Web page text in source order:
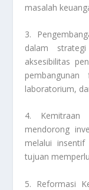
masalah
3.
dalam
aksesibilitas
laboratorium,
4. Kemitraan
mendorong
melalui
tujuan
5. Reformasi